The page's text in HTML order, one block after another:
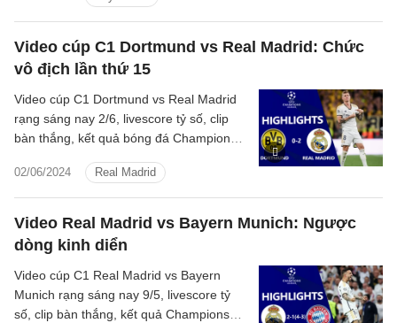
Video cúp C1 Dortmund vs Real Madrid: Chức
vô địch lần thứ 15
02/06/2024 Real Madrid
Video cúp C1 Dortmund vs Real Madrid
rạng sáng nay 2/6, livescore tỷ số, clip
bàn thắng, kết quả bóng đá Champions
Real Madrid hôm nay
Video Real Madrid vs Bayern Munich: Ngược
dòng kinh diển
Video cúp C1 Real Madrid vs Bayern
Munich rạng sáng nay 9/5, livescore tỷ
số, clip bàn thắng, kết quả Champions